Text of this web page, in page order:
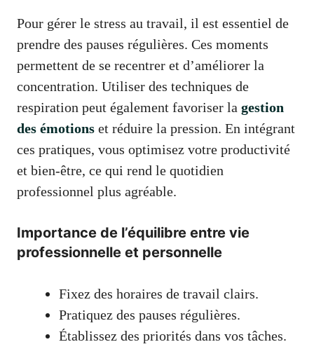
Pour gérer le stress au travail, il est essentiel de
prendre des pauses régulières. Ces moments
permettent de se recentrer et d’améliorer la
concentration. Utiliser des techniques de
respiration peut également favoriser la gestion
des émotions et réduire la pression. En intégrant
ces pratiques, vous optimisez votre productivité
et bien-être, ce qui rend le quotidien
professionnel plus agréable.
Importance de l’équilibre entre vie
professionnelle et personnelle
Fixez des horaires de travail clairs.
Pratiquez des pauses régulières.
Établissez des priorités dans vos tâches.